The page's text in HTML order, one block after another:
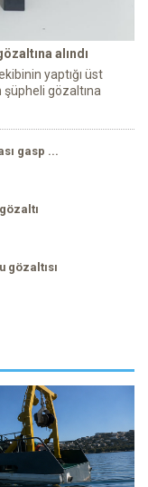
alındı
yaptığı üst
şüpheli gözaltına
gasp ...
gözaltısı